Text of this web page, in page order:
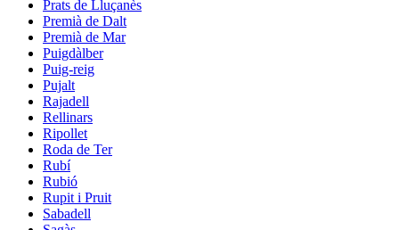
Prats de Lluçanès
Premià de Dalt
Premià de Mar
Puigdàlber
Puig-reig
Pujalt
Rajadell
Rellinars
Ripollet
Roda de Ter
Rubí
Rubió
Rupit i Pruit
Sabadell